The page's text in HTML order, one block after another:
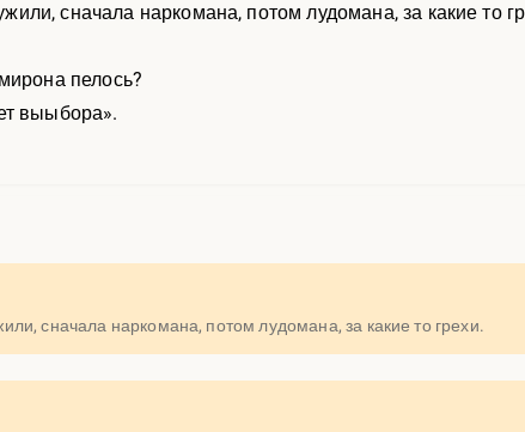
сначала наркомана, потом лудомана, за какие то
пелось?
выыбора».
сначала наркомана, потом лудомана, за какие то грехи.